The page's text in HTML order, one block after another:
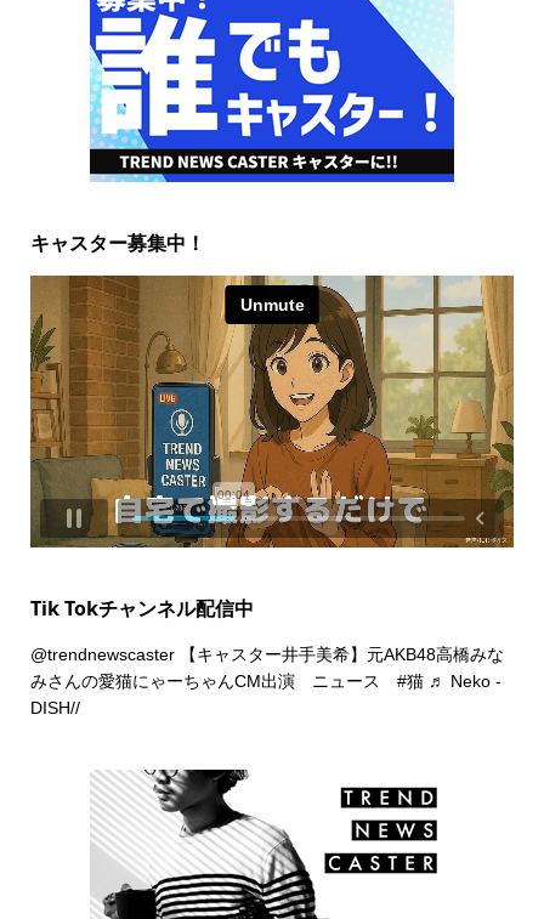
キャスター募集中！
Tik Tokチャンネル配信中
@trendnewscaster【キャスター井手美希】元AKB48高橋みな
みさんの愛猫にゃーちゃんCM出演 ニュース #猫 ♬ Neko -
DISH//